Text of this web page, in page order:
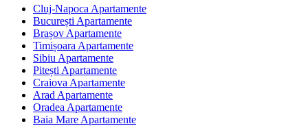
Cluj-Napoca Apartamente
București Apartamente
Brașov Apartamente
Timișoara Apartamente
Sibiu Apartamente
Pitești Apartamente
Craiova Apartamente
Arad Apartamente
Oradea Apartamente
Baia Mare Apartamente